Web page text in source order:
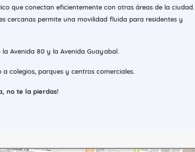
que conectan eficientemente con otras áreas de la ciudad.
cercanas permite una movilidad fluida para residentes y
la Avenida 80 y la Avenida Guayabal.
colegios, parques y centros comerciales.
no te la pierdas!